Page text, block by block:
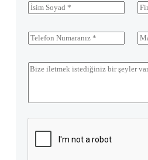
İ
s
m
S
y
F
i
m
a
d
T
e
e
N
M
a
l
e
M
j
ı